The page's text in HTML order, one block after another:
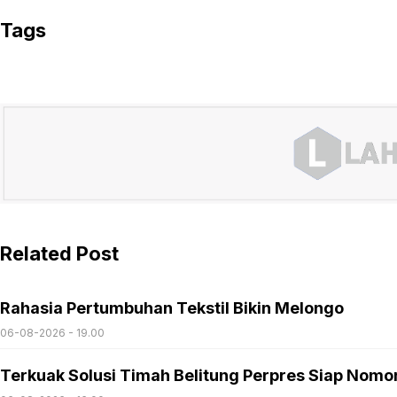
Tags
Related Post
Rahasia Pertumbuhan Tekstil Bikin Melongo
06-08-2026 - 19.00
Terkuak Solusi Timah Belitung Perpres Siap